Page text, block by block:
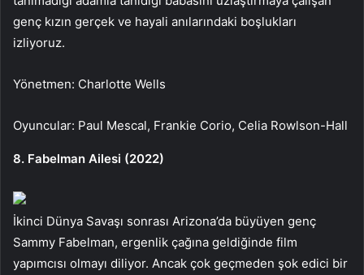
genç kızın gerçek ve hayali anılarındaki boşlukları
izliyoruz.
Yönetmen: Charlotte Wells
Oyuncular: Paul Mescal, Frankie Corio, Celia Rowlson-Hall
8. Fabelman Ailesi (2022)
İkinci Dünya Savaşı sonrası Arizona’da büyüyen genç
Sammy Fabelman, ergenlik çağına geldiğinde film
yapımcısı olmayı diliyor. Ancak çok geçmeden şok edici bir